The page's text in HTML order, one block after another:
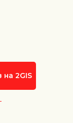
на 2GIS